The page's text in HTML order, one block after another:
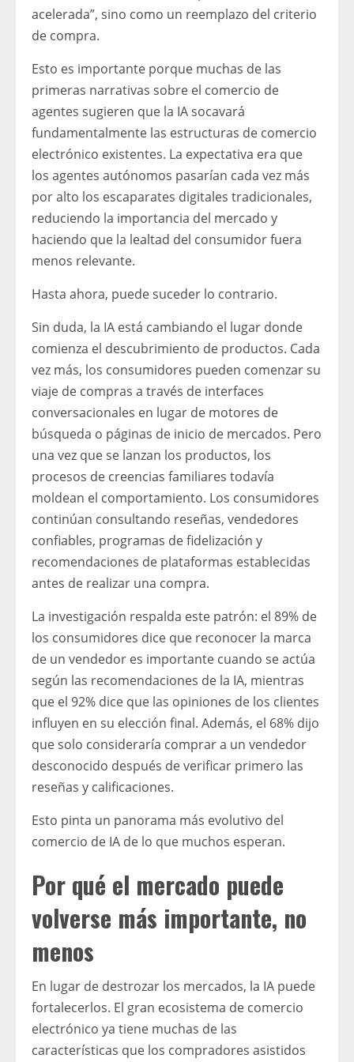
acelerada”, sino como un reemplazo del criterio
de compra.
Esto es importante porque muchas de las
primeras narrativas sobre el comercio de
agentes sugieren que la IA socavará
fundamentalmente las estructuras de comercio
electrónico existentes. La expectativa era que
los agentes autónomos pasarían cada vez más
por alto los escaparates digitales tradicionales,
reduciendo la importancia del mercado y
haciendo que la lealtad del consumidor fuera
menos relevante.
Hasta ahora, puede suceder lo contrario.
Sin duda, la IA está cambiando el lugar donde
comienza el descubrimiento de productos. Cada
vez más, los consumidores pueden comenzar su
viaje de compras a través de interfaces
conversacionales en lugar de motores de
búsqueda o páginas de inicio de mercados. Pero
una vez que se lanzan los productos, los
procesos de creencias familiares todavía
moldean el comportamiento. Los consumidores
continúan consultando reseñas, vendedores
confiables, programas de fidelización y
recomendaciones de plataformas establecidas
antes de realizar una compra.
La investigación respalda este patrón: el 89% de
los consumidores dice que reconocer la marca
de un vendedor es importante cuando se actúa
según las recomendaciones de la IA, mientras
que el 92% dice que las opiniones de los clientes
influyen en su elección final. Además, el 68% dijo
que solo consideraría comprar a un vendedor
desconocido después de verificar primero las
reseñas y calificaciones.
Esto pinta un panorama más evolutivo del
comercio de IA de lo que muchos esperan.
Por qué el mercado puede
volverse más importante, no
menos
En lugar de destrozar los mercados, la IA puede
fortalecerlos. El gran ecosistema de comercio
electrónico ya tiene muchas de las
características que los compradores asistidos